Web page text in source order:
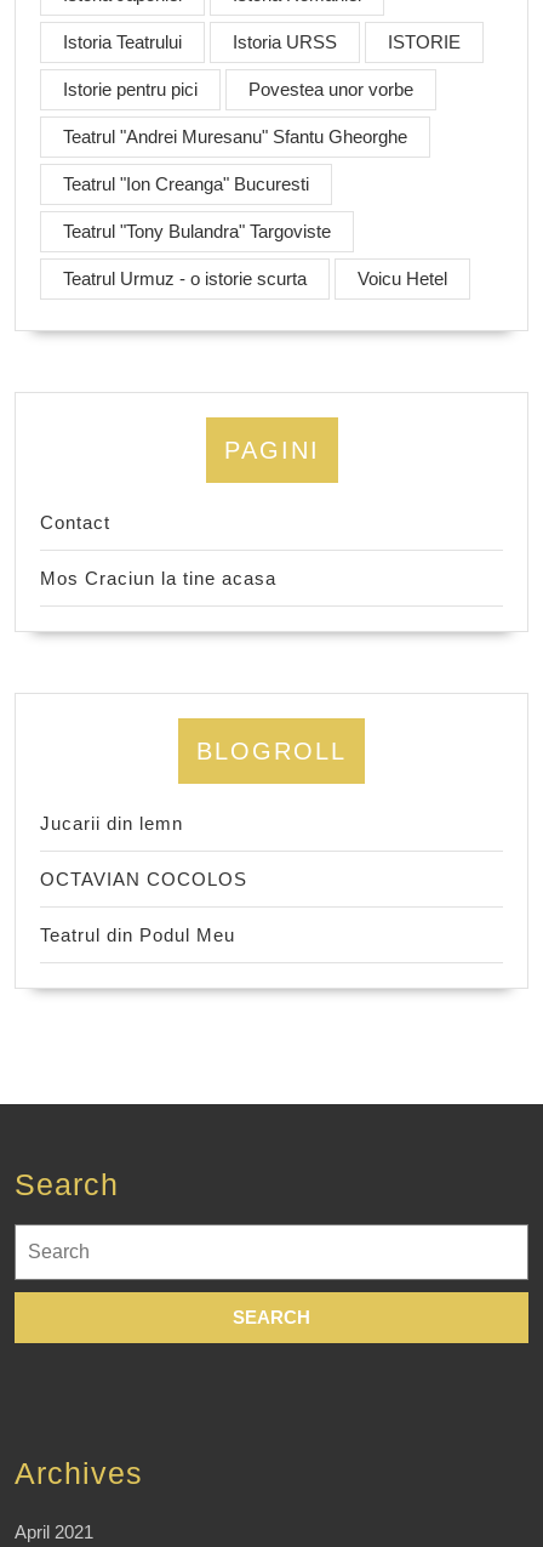
Istoria Teatrului Istoria URSS ISTORIE
Istorie pentru pici Povestea unor vorbe
Teatrul "Andrei Muresanu" Sfantu Gheorghe
Teatrul "Ion Creanga" Bucuresti
Teatrul "Tony Bulandra" Targoviste
Teatrul Urmuz - o istorie scurta Voicu Hetel
PAGINI
Contact
Mos Craciun la tine acasa
BLOGROLL
Jucarii din lemn
OCTAVIAN COCOLOS
Teatrul din Podul Meu
Search
for:
Archives
April 2021